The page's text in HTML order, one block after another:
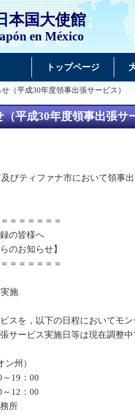
本国大使館
en México
トップページ
（平成30年度領事出張サービス）
平成30年度領事出張サ
びティファナ市において領事
＝＝＝＝＝＝
の皆様へ
のお知らせ】
＝＝＝＝＝＝＝
施
スを，以下の日程においてモ
サービス実施日等は現在調整中
州）
19：00
12：00
所